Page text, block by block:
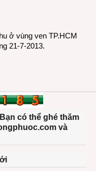
ở vùng ven TP.HCM
21-7-2013.
có thể ghé thăm
và